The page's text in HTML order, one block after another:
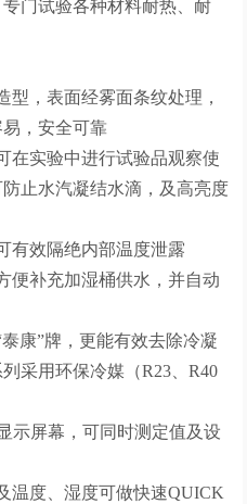
门试验各种材料耐热、耐
型，表面经雾面条纹处理，
，安全可靠
在实验中进行试验品观察使
止水汽凝结水滴，及高亮度
有效隔绝内部温度泄露
便补充加湿桶供水，并自动
康”牌，更能有效去除冷凝
采用环保冷媒（R23、R40
示屏幕，可同时测定值及设
温度、湿度可做快速QUICK